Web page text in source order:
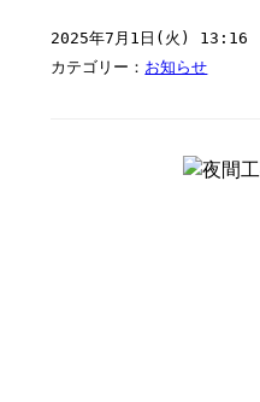
2025年7月1日(火) 13:16
カテゴリー： お知らせ